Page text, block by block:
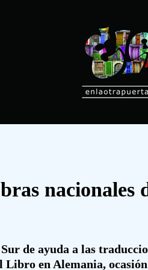
nacionales
de ayuda a las
en Alemania,